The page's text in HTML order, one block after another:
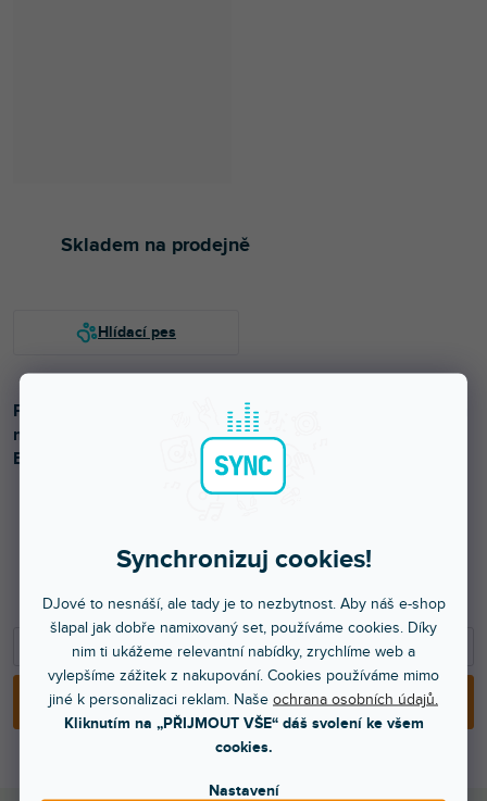
Synchronizuj cookies!
DJové to nesnáší, ale tady je to nezbytnost. Aby náš e-shop
šlapal jak dobře namixovaný set, používáme cookies. Díky
nim ti ukážeme relevantní nabídky, zrychlíme web a
vylepšíme zážitek z nakupování. Cookies používáme mimo
jiné k personalizaci reklam. Naše ochrana osobních údajů.
Kliknutím na „PŘIJMOUT VŠE“ dáš svolení ke všem
cookies.
Nastavení
12 799 Kč
10 999 Kč
Skladem na prodejně
PŘIDAT DO KOŠÍKU
Party reproduktor 2x 10" s LED podsvícením, bezdrátovým
mikrofonem a vestavěnou baterií. Výkon 200W (RMS).
Bluetooth, USB, MicroSD, linkový vstup. Krytí IPX4.